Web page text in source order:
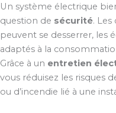
Un système électrique
question de sécurité. Les
peuvent se desserrer, les
adaptés à la
Grâce à un entretien
vous réduisez les risques
ou d’incendie lié à une